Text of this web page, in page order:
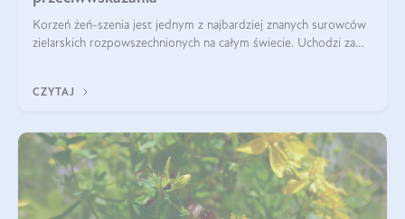
Korzeń żeń-szenia jest jednym z najbardziej znanych surowców
zielarskich rozpowszechnionych na całym świecie. Uchodzi za
CZYTAJ